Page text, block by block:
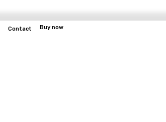
Contact Buy now